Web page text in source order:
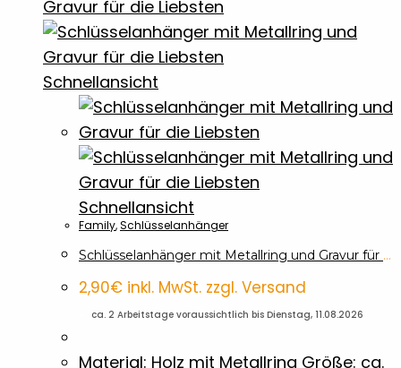
Brotdosen & -Boxen
Buntstifte
Dokumentenmappen
Einkaufswagenchips
Eiskratzer
Family
Flachmänner
weist
mehrere
Varianten
Die
Optionen
können
auf
Produktseite
gewählt
werden
Schnellansicht
Schnellansicht
Family,Schlüsselanhänger
Schlüsselanhänger mit Metallring und Gravur für die Liebsten
2,90€ inkl. MwSt. zzgl. Versand
ca. 2 Arbeitstage voraussichtlich bis Dienstag, 11.08.2026
Material: Holz mit Metallring Größe: ca.